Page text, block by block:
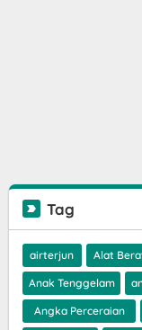
Tag
airterjun Alat
Anak Tenggelam
Angka Perceraian